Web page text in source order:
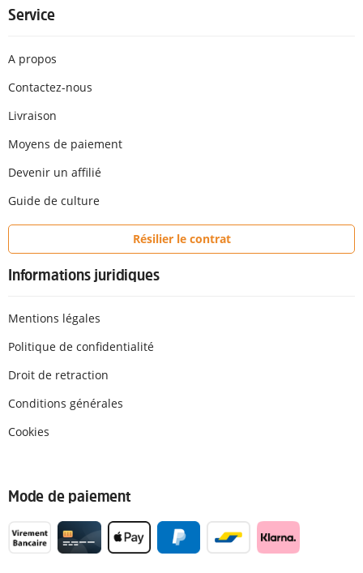
Service
A propos
Contactez-nous
Livraison
Moyens de paiement
Devenir un affilié
Guide de culture
Résilier le contrat
Informations juridiques
Mentions légales
Politique de confidentialité
Droit de retraction
Conditions générales
Cookies
Mode de paiement